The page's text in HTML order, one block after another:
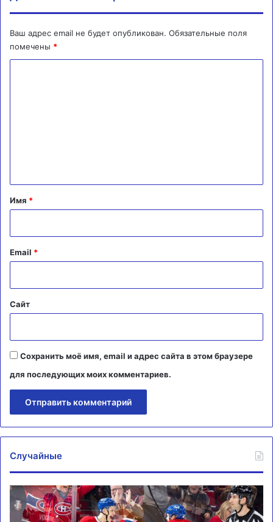
Ваш адрес email не будет опубликован. Обязательные поля
помечены *
а
й
Имя *
Email *
Сайт
Сохранить моё имя, email и адрес сайта в этом браузере
для последующих моих комментариев.
Случайные
Гол
Иван
Демидова